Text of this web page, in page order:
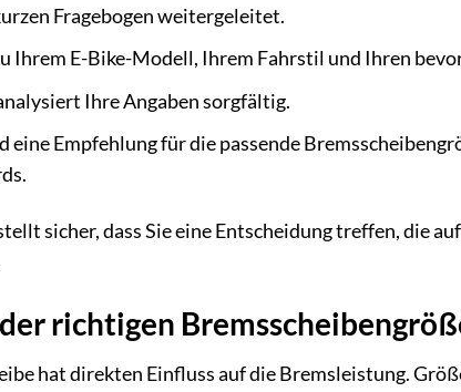
Fragebogen weitergeleitet.
Ihrem E-Bike-Modell, Ihrem Fahrstil und Ihren
Ihre Angaben sorgfältig.
eine Empfehlung für die passende
sicher, dass Sie eine Entscheidung treffen, die
richtigen
hat direkten Einfluss auf die Bremsleistung.